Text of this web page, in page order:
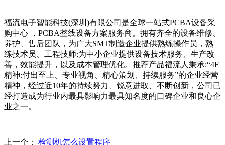
福流电子智能科技(深圳)有限公司是全球一站式PCBA设备采
购中心 ，PCBA整线设备方案服务商。拥有齐全的设备维修、
养护、售后团队，为广大SMT制造企业提供熟练操作员，熟
练技术员、工程技师;为中小企业提供设备技术服务、生产改
善，效能提升，以及成本管理优化。推荐产品福流人秉承:“4F
精神:付出至上、专业视角、精心策划、持续服务”的企业经营
精神，经过近10年的持续努力、锐意进取、不断创新，公司已
经打造成为行业内最具影响力最具知名度的口碑企业和良心企
业之一。
上一个： 检测机怎么设置程序